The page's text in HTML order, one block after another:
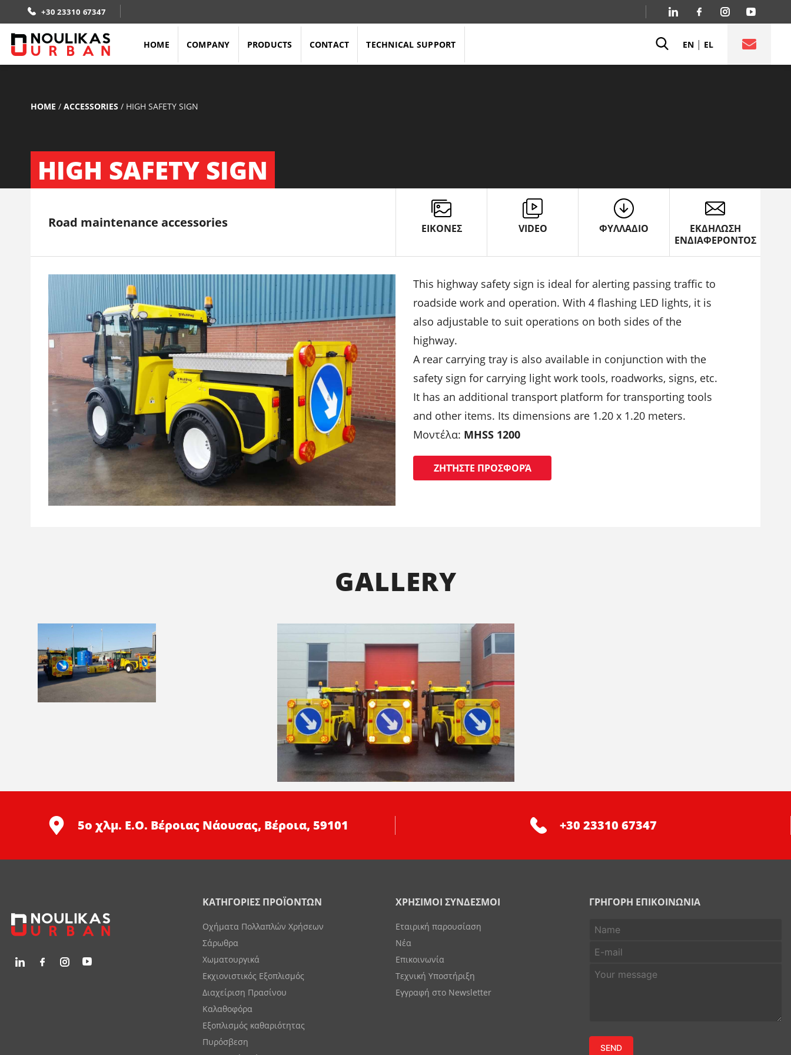
+30 23310 67347
HOME COMPANY PRODUCTS CONTACT TECHNICAL SUPPORT EN | EL
HOME / ACCESSORIES / HIGH SAFETY SIGN
HIGH SAFETY SIGN
Road maintenance accessories ΕΙΚΟΝΕΣ VIDEO ΦΥΛΛΑΔΙΟ
ΕΚΔΗΛΩΣΗ
ΕΝΔΙΑΦΕΡΟΝΤΟΣ
This highway safety sign is ideal for alerting passing traffic to
roadside work and operation. With 4 flashing LED lights, it is
also adjustable to suit operations on both sides of the
highway.
A rear carrying tray is also available in conjunction with the
safety sign for carrying light work tools, roadworks, signs, etc.
It has an additional transport platform for transporting tools
and other items. Its dimensions are 1.20 x 1.20 meters.
Μοντέλα: MHSS 1200
ΖΗΤΉΣΤΕ ΠΡΟΣΦΟΡΆ
GALLERY
5ο χλμ. Ε.Ο. Βέροιας Νάουσας, Βέροια, 59101 +30 23310 67347
ΚΑΤΗΓΟΡΙΕΣ ΠΡΟΪΟΝΤΩΝ
Οχήματα Πολλαπλών Χρήσεων
Σάρωθρα
Χωματουργικά
Εκχιονιστικός Εξοπλισμός
Διαχείριση Πρασίνου
Καλαθοφόρα
Εξοπλισμός καθαριότητας
Πυρόσβεση
ΧΡΗΣΙΜΟΙ ΣΥΝΔΕΣΜΟΙ
Εταιρική παρουσίαση
Νέα
Επικοινωνία
Τεχνική Υποστήριξη
Εγγραφή στο Newsletter
ΓΡΗΓΟΡΗ ΕΠΙΚΟΙΝΩΝΙΑ